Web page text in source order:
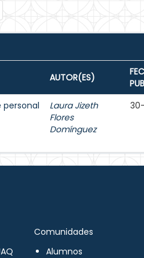
AUTOR(ES)
Laura Jizeth
Flores
Domínguez
Comunidades
Alumnos